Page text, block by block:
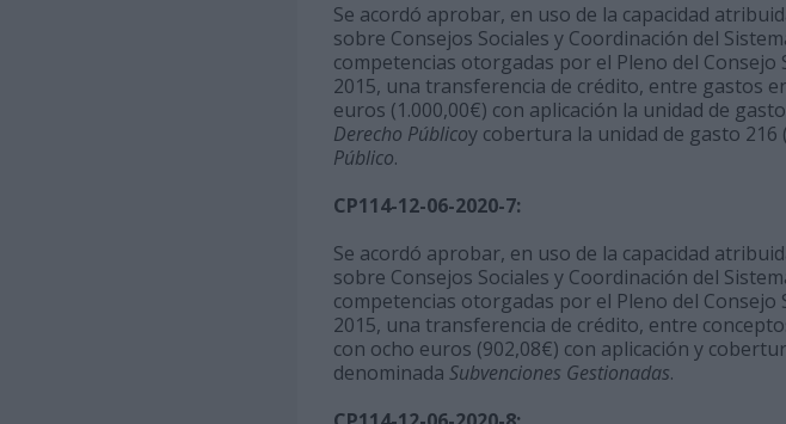
Se acordó aprobar, en uso de la capacidad
sobre Consejos Sociales y Coordinación del
competencias otorgadas por el Pleno del
2015, una transferencia de crédito, entre gastos
euros (1.000,00€) con aplicación la unidad de
Derecho Públicoy cobertura la unidad de gasto
Público.
CP114-12-06-2020-7:
Se acordó aprobar, en uso de la capacidad
sobre Consejos Sociales y Coordinación del
competencias otorgadas por el Pleno del
2015, una transferencia de crédito, entre
con ocho euros (902,08€) con aplicación y
denominada Subvenciones Gestionadas.